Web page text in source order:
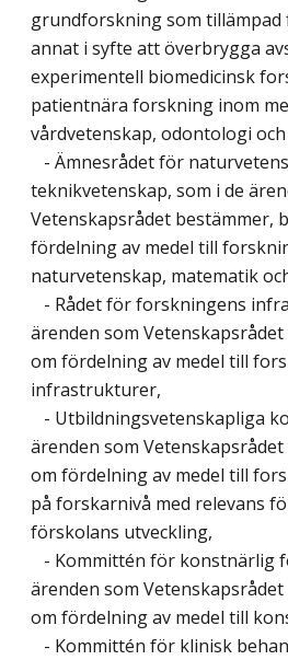
grundforskning som tillämpad
annat i syfte att överbrygga
experimentell biomedicinsk
patientnära forskning inom
vårdvetenskap, odontologi
- Ämnesrådet för
teknikvetenskap, som i de
Vetenskapsrådet bestämmer,
fördelning av medel till
naturvetenskap, matematik
- Rådet för forskningens
ärenden som
om fördelning av medel till
infrastrukturer,
- Utbildningsvetenskapliga
ärenden som
om fördelning av medel till
på forskarnivå med relevans
förskolans utveckling,
- Kommittén för konstnärlig
ärenden som
om fördelning av medel till
- Kommittén för klinisk